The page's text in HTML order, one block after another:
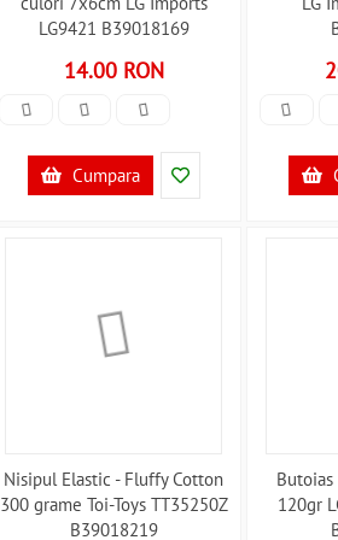
LG9421 B39018169
14.00 RON
Cumpara
Nisipul Elastic - Fluffy Cotton
300 grame Toi-Toys TT35250Z
B39018219
120gr